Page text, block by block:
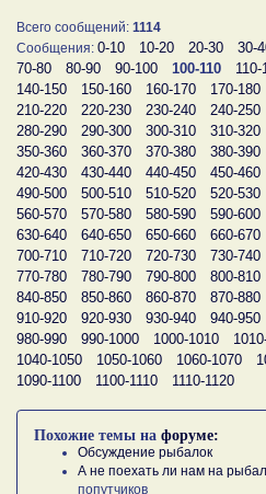
Всего сообщений: 1114
Сообщения: 0-10 10-20 20-30 30-
70-80
80-90 90-100 100-110 110-
140-150
150-160 160-170 170-180
210-220
220-230 230-240 240-250
280-290
290-300 300-310 310-320
350-360
360-370 370-380 380-390
420-430
430-440 440-450 450-460
490-500
500-510 510-520 520-530
560-570
570-580 580-590 590-600
630-640
640-650 650-660 660-670
700-710
710-720 720-730 730-740
770-780
780-790 790-800 800-810
840-850
850-860 860-870 870-880
910-920
920-930 930-940 940-950
980-990
990-1000 1000-1010
1040-1050
1050-1060 1060-1070
1090-1100
1100-1110 1110-1120
Похожие темы на форуме:
Обсуждение рыбалок
А не поехать ли нам на
попутчиков